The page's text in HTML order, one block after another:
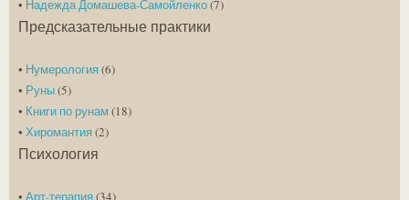
• Надежда Домашева-Самойленко(7)
Предсказательные практики
• Нумерология(6)
• Руны(5)
• Книги по рунам (18)
• Хиромантия(2)
Психология
• Арт-терапия(34)